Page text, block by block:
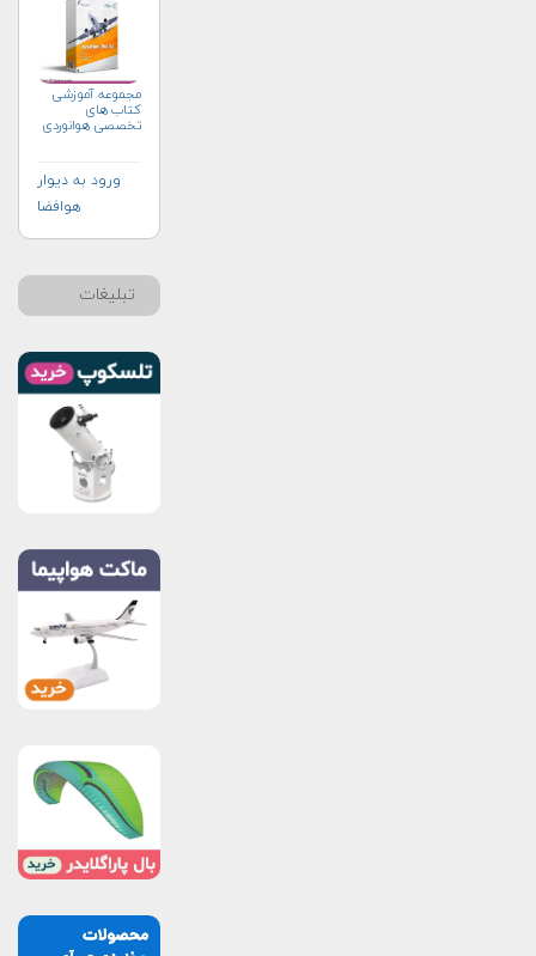
مجموعه آموزشی
کتاب های
تخصصی هوانوردی
ورود به دیوار
هوافضا
تبلیغات